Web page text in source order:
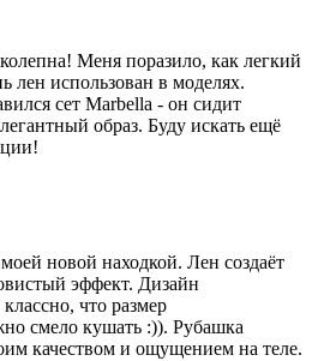
Меня поразило, как легкий
лен использован в моделях.
сет Marbella - он сидит
образ. Буду искать ещё
новой находкой. Лен создаёт
эффект. Дизайн
что размер
смело кушать :)). Рубашка
качеством и ощущением на теле.